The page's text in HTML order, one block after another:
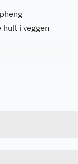
hull i veggen